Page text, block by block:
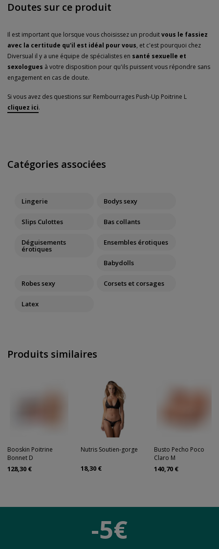
Doutes sur ce produit
Il est important que lorsque vous choisissez un produitvous le fassiez
avec la certitude qu'il est idéal pour vous, et c'est pourquoi chez
Diversual il y a une équipe de spécialistes en santé sexuelle et
sexologues à votre disposition pour qu'ils puissent vous répondre sans
engagement en cas de doute.
Si vous avez des questions sur Rembourrages Push-Up Poitrine L
cliquez ici.
Catégories associées
Lingerie Bodys sexy
Slips Culottes Bas collants
Déguisements
érotiques
Ensembles érotiques
Babydolls
Robes sexy Corsets et corsages
Latex
Produits similaires
Booskin Poitrine
Bonnet D
128,30 €
Nutris Soutien-gorge
18,30 €
Busto Pecho Poco
Claro M
140,70 €
-5€